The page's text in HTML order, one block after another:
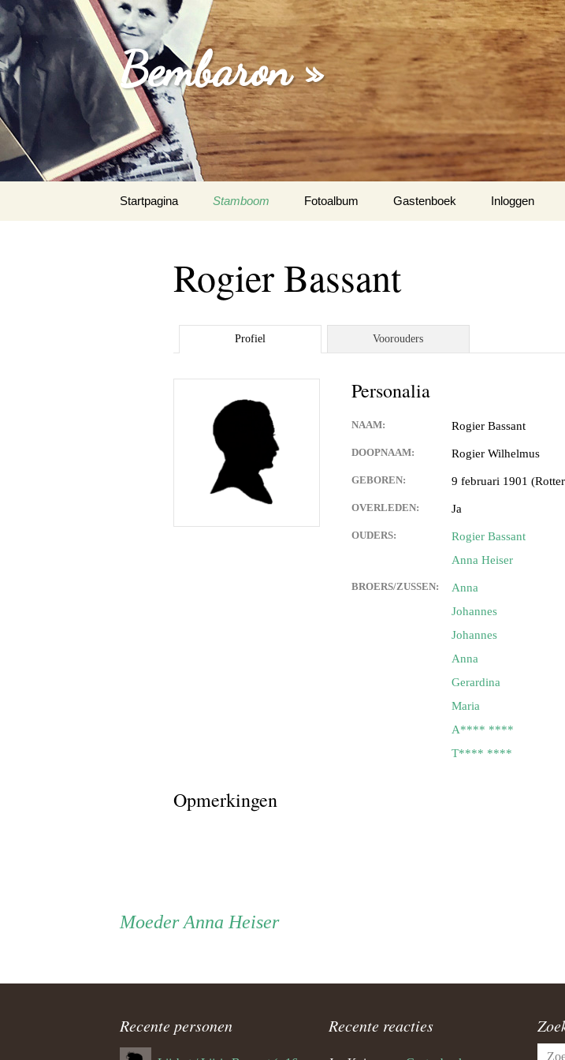
Bembaron »
naar
Startpagina Stamboom Fotoalbum Gastenboek
Inloggen
Rogier Bassant
Profiel Voorouders
Personalia
NAAM: Rogier Bassant
DOOPNAAM: Rogier Wilhelmus
GEBOREN: 9 februari 1901
OVERLEDEN: Ja
OUDERS:
Rogier Bassant
Anna Heiser
BROERS/ZUSSEN:
Anna
Johannes
Johannes
Anna
Gerardina
Maria
A**** ****
T**** ****
Opmerkingen
Persoon
ouder
navigatie
Moeder Moeder
Anna Heiser
Recente personen Recente reacties